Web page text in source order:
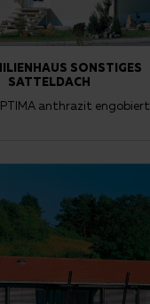
SONSTIGES
SATTELDACH
anthrazit engobiert